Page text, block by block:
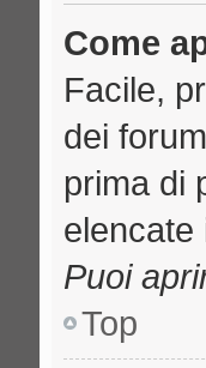
Come
Facile,
dei
prima di
elencate
Puoi
Top